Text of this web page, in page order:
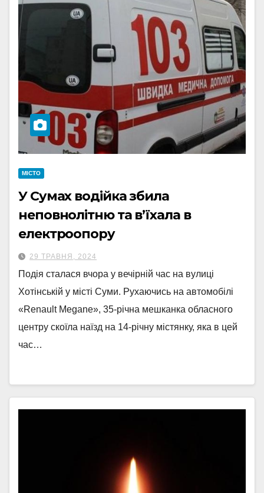
МІСТО
У Сумах водійка збила
неповнолітню та в’їхала в
електроопору
29 ТРАВНЯ, 2024
Подія сталася вчора у вечірній час на вулиці
Хотінській у місті Суми. Рухаючись на автомобілі
«Renault Megane», 35-річна мешканка обласного
центру скоїла наїзд на 14-річну містянку, яка в цей
час…